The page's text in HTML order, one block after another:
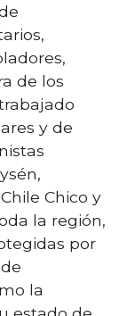
de los
y de
Chico y
la región,
por
la